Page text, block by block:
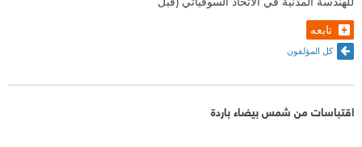
تطل إلا على خرابة أو على أنابيب الصرف الصحي. في
انعكاس لنفسيته المتهالكة. التي مضت إلى ( قبو) تسكنه
عاهرة نشدانا لمتعة جنسية ، على مرأى أطفالها !
دناءاتها.
تابعه
كل المؤلفون
اقتباسات من شمس بيضاء باردة